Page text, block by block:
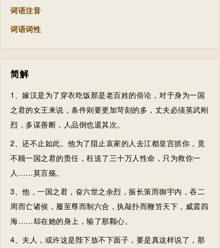
词语注音
词语词性
简解
1、嫁汉是为了穿衣吃饭那是老百姓的俗论，对于身为一国
之君的女王来说，条件则要更加苛刻的多，丈夫必须英武刚
烈，多谋善断，人品倒也退其次。
2、还不止如此。他为了阻止哀家的人去江都皇宫抓你，竟
不顾一国之君的责任，枉送了三十万人性命，只为救你一
人……莫言殇。
3、他， 一国之君 ，奋六世之余烈，振长策而御宇内，吞二
周而亡诸侯，履至尊而制六合，执敲扑而鞭笞天下，威震四
海……却在她的身上，输了那颗心。
4、夫人，或许这是陛下放不下面子，要是真这样说了，那